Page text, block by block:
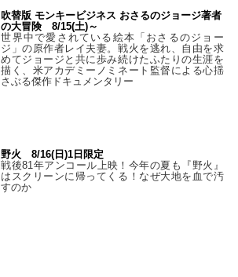
吹替版 モンキービジネス おさるのジョージ著者
の大冒険 8/15(土)～
世界中で愛されている絵本「おさるのジョー
ジ」の原作者レイ夫妻。戦火を逃れ、自由を求
めてジョージと共に歩み続けたふたりの生涯を
描く、米アカデミーノミネート監督による心揺
さぶる傑作ドキュメンタリー
野火 8/16(日)1日限定
戦後81年アンコール上映！今年の夏も『野火』
はスクリーンに帰ってくる！なぜ大地を血で汚
すのか